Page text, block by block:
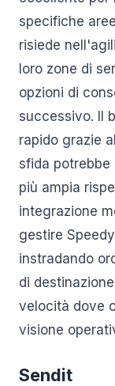
specifiche
risiede
loro zone di
opzioni di
successivo. Il
rapido grazie
sfida potrebbe
più ampia
integrazione
gestire
instradando
di
velocità dove
visione
Sendit